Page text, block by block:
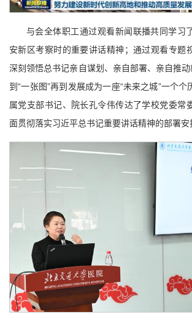
与会全体职工通过观看新闻联播共同学习
安新区考察时的重要讲话精神；通过观看专题
深刻领悟总书记亲自谋划、亲自部署、亲自推动
到“一张图”再到发展成为一座“未来之城”一个
属党支部书记、院长孔令伟传达了学校党委常
面贯彻落实习近平总书记重要讲话精神的部署安